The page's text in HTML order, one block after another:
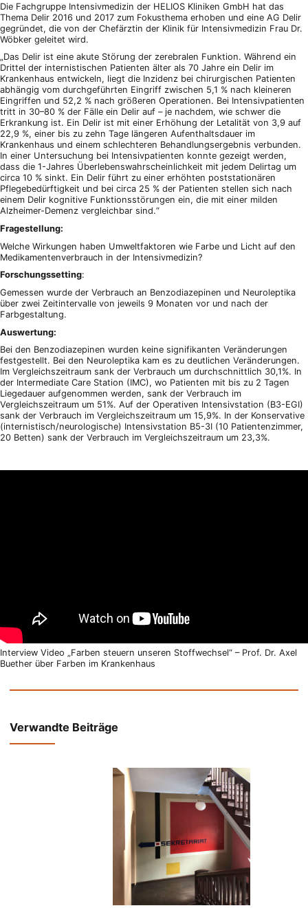
Die Fachgruppe Intensivmedizin der HELIOS Kliniken GmbH hat das
Thema Delir 2016 und 2017 zum Fokusthema erhoben und eine AG Delir
gegründet, die von der Chefärztin der Klinik für Intensivmedizin Frau Dr.
Wöbker geleitet wird.
„Das Delir ist eine akute Störung der zerebralen Funktion. Während ein
Drittel der internistischen Patienten älter als 70 Jahre ein Delir im
Krankenhaus entwickeln, liegt die Inzidenz bei chirurgischen Patienten
abhängig vom durchgeführten Eingriff zwischen 5,1 % nach kleineren
Eingriffen und 52,2 % nach größeren Operationen. Bei Intensivpatienten
tritt in 30–80 % der Fälle ein Delir auf – je nachdem, wie schwer die
Erkrankung ist. Ein Delir ist mit einer Erhöhung der Letalität von 3,9 auf
22,9 %, einer bis zu zehn Tage längeren Aufenthaltsdauer im
Krankenhaus und einem schlechteren Behandlungsergebnis verbunden.
In einer Untersuchung bei Intensivpatienten konnte gezeigt werden,
dass die 1-Jahres Überlebenswahrscheinlichkeit mit jedem Delirtag um
circa 10 % sinkt. Ein Delir führt zu einer erhöhten poststationären
Pflegebedürftigkeit und bei circa 25 % der Patienten stellen sich nach
einem Delir kognitive Funktionsstörungen ein, die mit einer milden
Alzheimer-Demenz vergleichbar sind.“
Fragestellung:
Welche Wirkungen haben Umweltfaktoren wie Farbe und Licht auf den
Medikamentenverbrauch in der Intensivmedizin?
Forschungssetting:
Gemessen wurde der Verbrauch an Benzodiazepinen und Neuroleptika
über zwei Zeitintervalle von jeweils 9 Monaten vor und nach der
Farbgestaltung.
Auswertung:
Bei den Benzodiazepinen wurden keine signifikanten Veränderungen
festgestellt. Bei den Neuroleptika kam es zu deutlichen Veränderungen.
Im Vergleichszeitraum sank der Verbrauch um durchschnittlich 30,1%. In
der Intermediate Care Station (IMC), wo Patienten mit bis zu 2 Tagen
Liegedauer aufgenommen werden, sank der Verbrauch im
Vergleichszeitraum um 51%. Auf der Operativen Intensivstation (B3-EGI)
sank der Verbrauch im Vergleichszeitraum um 15,9%. In der Konservative
(internistisch/neurologische) Intensivstation B5-3I (10 Patientenzimmer,
20 Betten) sank der Verbrauch im Vergleichszeitraum um 23,3%.
Interview Video „Farben steuern unseren Stoffwechsel“ – Prof. Dr. Axel
Buether über Farben im Krankenhaus
Verwandte Beiträge